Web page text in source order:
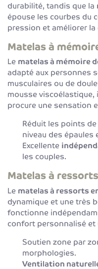
durabilité, tandis que la
épouse les courbes du
pression et améliorer
Matelas à
Le matelas à mémoire
adapté aux personnes
musculaires ou de
mousse viscoélastique,
procure une sensation
Réduit les points
niveau des épaules
Excellente
les couples.
Matelas à
Le matelas à ressorts
dynamique et une très
fonctionne
confort personnalisé
Soutien zone par
morphologies.
Ventilation